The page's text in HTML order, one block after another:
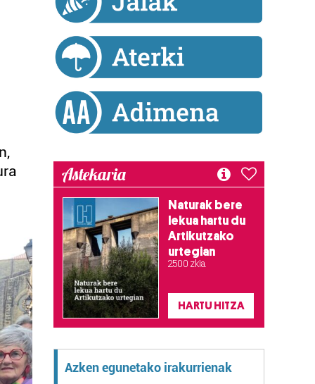
Astekaria
Naturak bere
lekua hartu du
Artikutzako
urtegian
2.500 zkia.
HARTU HITZA
Azken egunetako irakurrienak